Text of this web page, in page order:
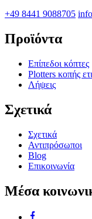
+49 8441 9088705
Προϊόντα
Επίπεδοι κόπτες
Plotters κοπής
Λήψεις
Σχετικά
Σχετικά
Αντιπρόσωποι
Blog
Επικοινωνία
Μέσα